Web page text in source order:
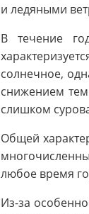
и ледяными
В течение
солнечное,
снижением
слишком
Общей
любое время
Из-за